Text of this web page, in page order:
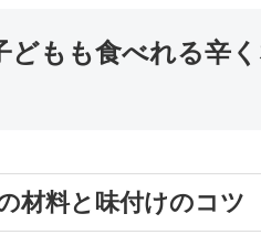
どもも食べれる辛
材料と味付けのコツ